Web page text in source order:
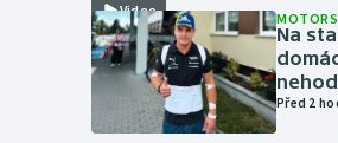
Video
Na
Před 2